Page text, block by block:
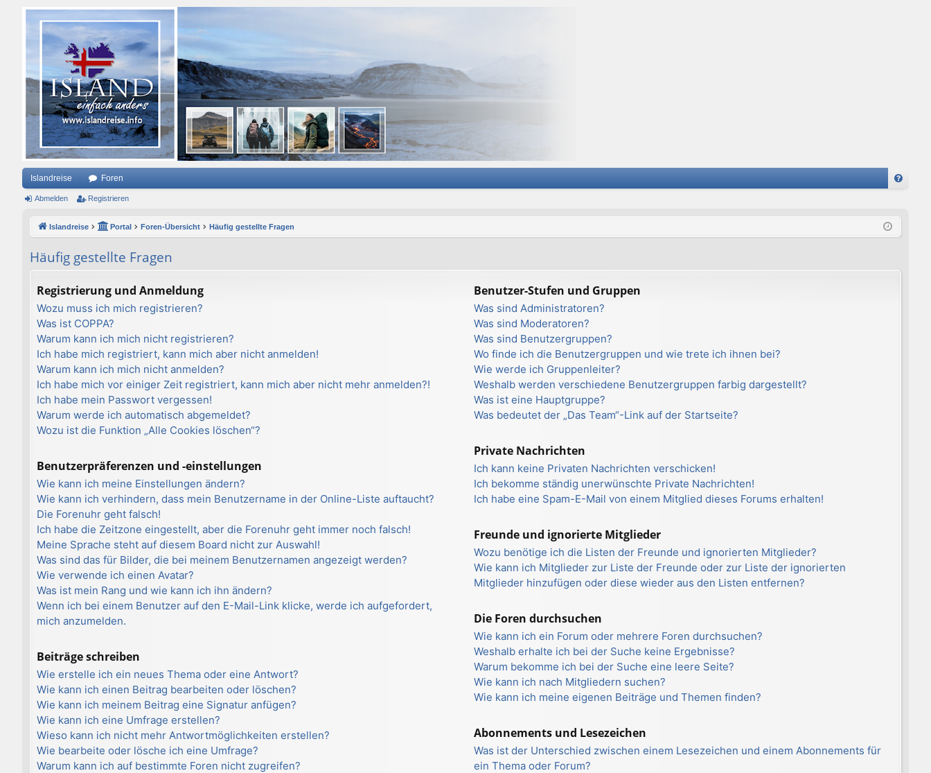
Islandreise Foren
Q
Abmelden Registrieren
Islandreise Portal Foren-Übersicht Häufig gestellte Fragen
Häufig gestellte Fragen
Registrierung und Anmeldung
Wozu muss ich mich registrieren?
Was ist COPPA?
Warum kann ich mich nicht registrieren?
Ich habe mich registriert, kann mich aber nicht anmelden!
Warum kann ich mich nicht anmelden?
Ich habe mich vor einiger Zeit registriert, kann mich aber nicht mehr anmelden?!
Ich habe mein Passwort vergessen!
Warum werde ich automatisch abgemeldet?
Wozu ist die Funktion „Alle Cookies löschen“?
Benutzerpräferenzen und -einstellungen
Wie kann ich meine Einstellungen ändern?
Wie kann ich verhindern, dass mein Benutzername in der Online-Liste auftaucht?
Die Forenuhr geht falsch!
Ich habe die Zeitzone eingestellt, aber die Forenuhr geht immer noch falsch!
Meine Sprache steht auf diesem Board nicht zur Auswahl!
Was sind das für Bilder, die bei meinem Benutzernamen angezeigt werden?
Wie verwende ich einen Avatar?
Was ist mein Rang und wie kann ich ihn ändern?
Wenn ich bei einem Benutzer auf den E-Mail-Link klicke, werde ich aufgefordert,
mich anzumelden.
Beiträge schreiben
Wie erstelle ich ein neues Thema oder eine Antwort?
Wie kann ich einen Beitrag bearbeiten oder löschen?
Wie kann ich meinem Beitrag eine Signatur anfügen?
Wie kann ich eine Umfrage erstellen?
Wieso kann ich nicht mehr Antwortmöglichkeiten erstellen?
Wie bearbeite oder lösche ich eine Umfrage?
Warum kann ich auf bestimmte Foren nicht zugreifen?
Benutzer-Stufen und Gruppen
Was sind Administratoren?
Was sind Moderatoren?
Was sind Benutzergruppen?
Wo finde ich die Benutzergruppen und wie trete ich ihnen bei?
Wie werde ich Gruppenleiter?
Weshalb werden verschiedene Benutzergruppen farbig dargestellt?
Was ist eine Hauptgruppe?
Was bedeutet der „Das Team“-Link auf der Startseite?
Private Nachrichten
Ich kann keine Privaten Nachrichten verschicken!
Ich bekomme ständig unerwünschte Private Nachrichten!
Ich habe eine Spam-E-Mail von einem Mitglied dieses Forums erhalten!
Freunde und ignorierte Mitglieder
Wozu benötige ich die Listen der Freunde und ignorierten Mitglieder?
Wie kann ich Mitglieder zur Liste der Freunde oder zur Liste der ignorierten
Mitglieder hinzufügen oder diese wieder aus den Listen entfernen?
Die Foren durchsuchen
Wie kann ich ein Forum oder mehrere Foren durchsuchen?
Weshalb erhalte ich bei der Suche keine Ergebnisse?
Warum bekomme ich bei der Suche eine leere Seite?
Wie kann ich nach Mitgliedern suchen?
Wie kann ich meine eigenen Beiträge und Themen finden?
Abonnements und Lesezeichen
Was ist der Unterschied zwischen einem Lesezeichen und einem Abonnements für
ein Thema oder Forum?